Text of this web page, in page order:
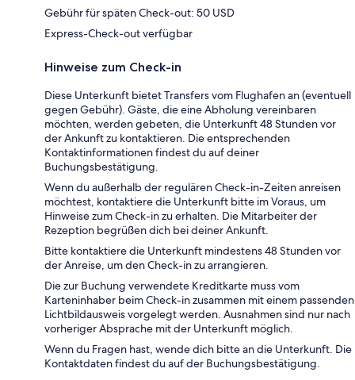
Gebühr für späten Check-out: 50 USD
Express-Check-out verfügbar
Hinweise zum Check-in
Diese Unterkunft bietet Transfers vom Flughafen an (eventuell
gegen Gebühr). Gäste, die eine Abholung vereinbaren
möchten, werden gebeten, die Unterkunft 48 Stunden vor
der Ankunft zu kontaktieren. Die entsprechenden
Kontaktinformationen findest du auf deiner
Buchungsbestätigung.
Wenn du außerhalb der regulären Check-in-Zeiten anreisen
möchtest, kontaktiere die Unterkunft bitte im Voraus, um
Hinweise zum Check-in zu erhalten. Die Mitarbeiter der
Rezeption begrüßen dich bei deiner Ankunft.
Bitte kontaktiere die Unterkunft mindestens 48 Stunden vor
der Anreise, um den Check-in zu arrangieren.
Die zur Buchung verwendete Kreditkarte muss vom
Karteninhaber beim Check-in zusammen mit einem passenden
Lichtbildausweis vorgelegt werden. Ausnahmen sind nur nach
vorheriger Absprache mit der Unterkunft möglich.
Wenn du Fragen hast, wende dich bitte an die Unterkunft. Die
Kontaktdaten findest du auf der Buchungsbestätigung.